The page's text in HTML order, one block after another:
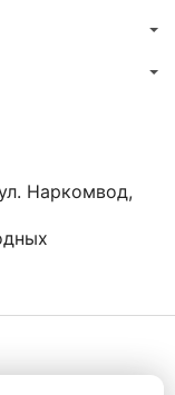
Наркомвод,